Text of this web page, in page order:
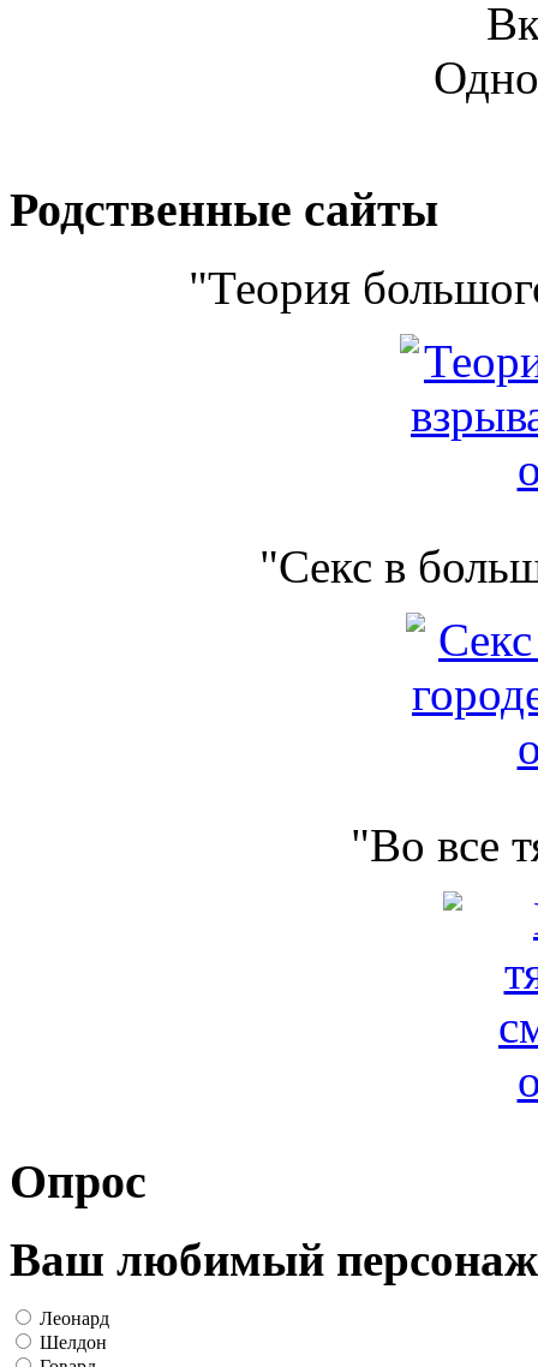
Родственные сайты
"Теория
"Секс в
"Во все
Опрос
Ваш любимый
Леонард
Шелдон